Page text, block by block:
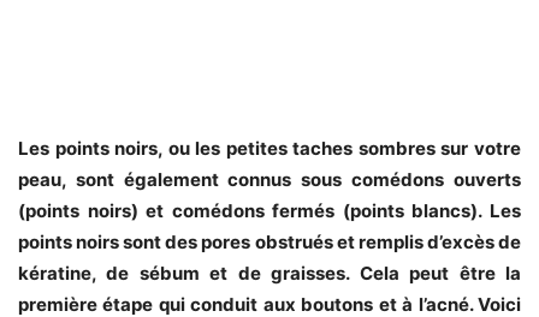
Les points noirs, ou les petites taches sombres sur votre
peau, sont également connus sous comédons ouverts
(points noirs) et comédons fermés (points blancs). Les
points noirs sont des pores obstrués et remplis d’excès de
kératine, de sébum et de graisses. Cela peut être la
première étape qui conduit aux boutons et à l’acné. Voici